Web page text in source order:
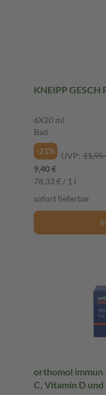
KNEIPP GESCH
6X20 ml
Bad
-21%
UVP: 11,95
9,40 €
78,33 € / 1 l
sofort lieferbar
orthomol
C, Vitamin D